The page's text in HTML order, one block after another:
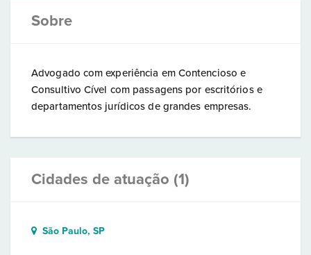
Sobre
Advogado com experiência em Contencioso e
Consultivo Cível com passagens por escritórios e
departamentos jurídicos de grandes empresas.
Cidades de atuação (1)
São Paulo, SP